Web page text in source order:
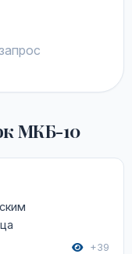
МКБ-10
+39